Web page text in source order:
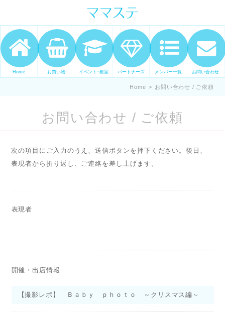
ママの才能発信します。 手づくり
表現ステージ ママステ スキル・セ
ンスを表現したいママが集まって
ます。
Home お買い物 イベント･教室 パートナーズ メンバー一覧 お問い合わせ
Home > お問い合わせ / ご依頼
お問い合わせ / ご依頼
次の項目にご入力のうえ、送信ボタンを押下ください。後日、
表現者から折り返し、ご連絡を差し上げます。
表現者
開催・出店情報